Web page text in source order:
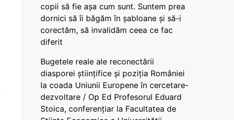
copii să fie așa cum sunt. Suntem prea
dornici să îi băgăm în șabloane și să-i
corectăm, să invalidăm ceea ce fac
diferit
Bugetele reale ale reconectării
diasporei științifice și poziția României
la coada Uniunii Europene în cercetare-
dezvoltare / Op Ed Profesorul Eduard
Stoica, conferențiar la Facultatea de